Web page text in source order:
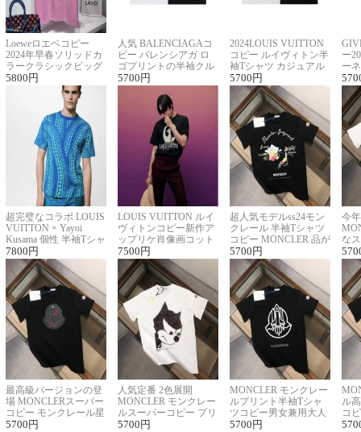
Loeweロエベコピー
2024年早春ソリッドカ
ラークラシックビッグ
ロゴ刺繍Tシャツ
5800 円
人気 BALENCIAGAコ
ピー バレンシアガ ロ
ゴプリントの半袖クル
ーネックTシャツ
5700 円
2024LOUIS VUITTON
コピー ルイヴィトン半
袖Tシャツ カジュアル
に馴染む 2色展開
5700 円
ー
ー
ー
超完璧なコラボ LOUIS
VUITTON × Yayoi
Kusama 個性 半袖Tシャ
ツコピー男女兼用
7800 円
LOUIS VUITTON ルイ
ヴィトンコピー新作ア
ップリケ肖像画コット
ンニット半袖Tシャツ
7500 円
超人気モデルss24モン
クレール 半袖Tシャツ
コピー MONCLER 品が
良く見た目
5700 円
今
な
ル
最高級バージョンの登
場 MONCLERスーパー
コピー モンクレール星
座半袖Tシャツ
5700 円
人気定番 2色展開
MONCLER モンクレー
ルスーパーコピー プリ
ント半袖Tシャツ
5700 円
MONCLER モンクレー
ルプリント半袖Tシャ
ツコピー男女兼用大人
可愛い春夏コーデ
5700 円
ル
コ
ィ